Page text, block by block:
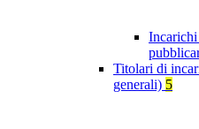
Titolari di
generali) 5